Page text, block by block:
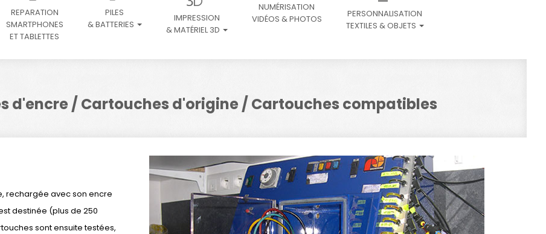
REPARATION
SMARTPHONES
ET TABLETTES
PILES
& BATTERIES
IMPRESSION
& MATÉRIEL 3D
NUMÉRISATION
VIDÉOS & PHOTOS
PERSONNALISATION
TEXTILES & OBJETS
d'encre / Cartouches d'origine / Cartouches compatibles
rechargée avec son encre
destinée (plus de 250
sont ensuite testées,